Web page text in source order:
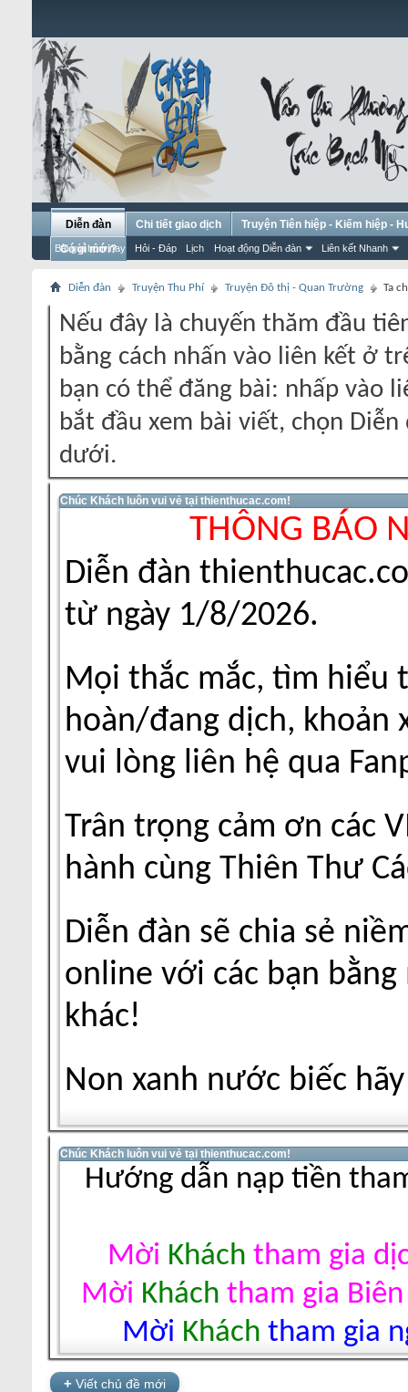
Diễn đàn
Bài gửi hôm nay Hỏi - Đáp Lịch Hoạt động Diễn đàn Liên kết Nhanh
Chi tiết giao dịch
Truyện Tiên hiệp - Kiếm hiệp -
Có gì mới?
Diễn đàn Truyện Thu Phí Truyện Đô thị - Quan Trường Ta
Nếu đây là chuyến thăm đầu
bằng cách nhấn vào liên kết ở
bạn có thể đăng bài: nhấp vào
bắt đầu xem bài viết, chọn
dưới.
Chúc Khách luôn vui vẻ tại thienthucac.com!
THÔNG BÁO
Diễn đàn
từ ngày 1/8/2026.
Mọi thắc mắc, tìm hiểu
hoàn/đang dịch, khoản
vui lòng liên hệ qua
Trân trọng cảm ơn các
hành cùng Thiên Thư
Diễn đàn sẽ chia sẻ
online với các bạn
khác!
Non xanh nước biếc
Chúc Khách luôn vui vẻ tại thienthucac.com!
Hướng dẫn nạp tiền
Mời Khách tham gia
Mời Khách tham gia
Mời Khách tham gia
+ Viết chủ đề mới